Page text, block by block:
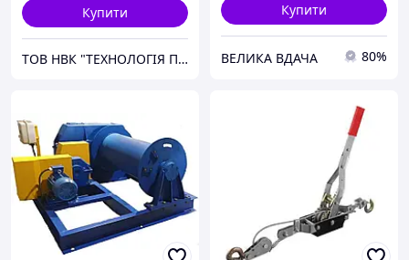
Купити
ТОВ НВК "ТЕХНОЛОГІЯ ПІДЙОМУ"
Купити
ВЕЛИКА ВДАЧА 80%